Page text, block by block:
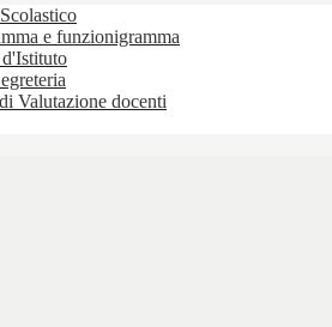
e funzionigramma
Valutazione docenti